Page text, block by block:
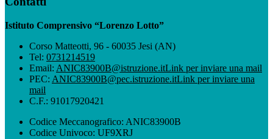
Istituto Comprensivo “Lorenzo Lotto”
Corso Matteotti, 96 - 60035 Jesi (AN)
Tel: 0731214519
Email: ANIC83900B@istruzione.itLink per inviare una mail
PEC: ANIC83900B@pec.istruzione.itLink per inviare una
mail
C.F.: 91017920421
Codice Meccanografico: ANIC83900B
Codice Univoco: UF9XRJ